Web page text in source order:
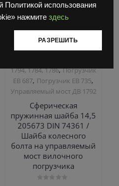
Политикой использования
нажмите здесь
РАЗРЕШИТЬ
Запчасти Балканкар
Погрузчик ДВ 1661 , 1621,
1794, 1784, 1786,Погрузчик
ЕВ 687, Погрузчик ЕВ 735,
Управляемый мост ДВ 1792
Сферическая
пружинная шайба 14,5
205673 DIN 74361 /
Шайба колесного
болта на управляемый
мост вилочного
погрузчика